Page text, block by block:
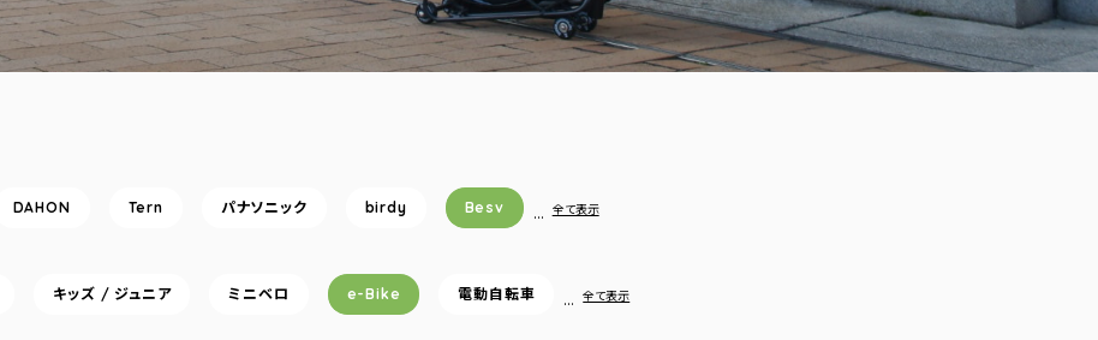
DAHON Tern パナソニック birdy Besv … 全て表示
キッズ / ジュニア ミニベロ e-Bike 電動自転車 … 全て表示